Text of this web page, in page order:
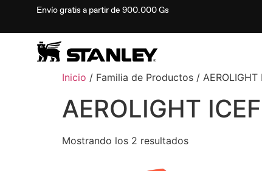
Envío gratis a partir de 900.000 Gs
Inicio / Familia de Productos / AEROLIGHT
AEROLIGHT
Mostrando los 2 resultados